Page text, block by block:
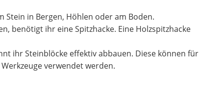
Stein in Bergen, Höhlen oder am Boden.
benötigt ihr eine Spitzhacke. Eine Holzspitzhacke
ihr Steinblöcke effektiv abbauen. Diese können für
verwendet werden.